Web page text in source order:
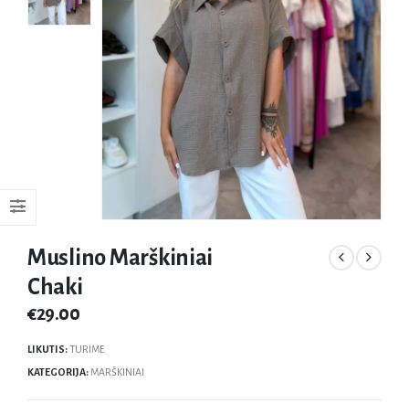
Muslino Marškiniai
Chaki
€29.00
LIKUTIS: TURIME
KATEGORIJA: MARŠKINIAI